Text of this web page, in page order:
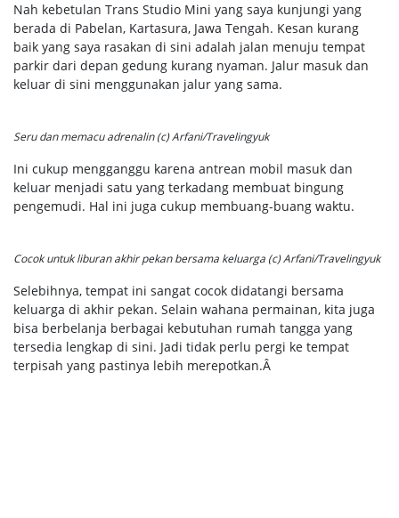
Nah kebetulan Trans Studio Mini yang saya kunjungi yang
berada di Pabelan, Kartasura, Jawa Tengah. Kesan kurang
baik yang saya rasakan di sini adalah jalan menuju tempat
parkir dari depan gedung kurang nyaman. Jalur masuk dan
keluar di sini menggunakan jalur yang sama.
Seru dan memacu adrenalin (c) Arfani/Travelingyuk
Ini cukup mengganggu karena antrean mobil masuk dan
keluar menjadi satu yang terkadang membuat bingung
pengemudi. Hal ini juga cukup membuang-buang waktu.
Cocok untuk liburan akhir pekan bersama keluarga (c) Arfani/Travelingyuk
Selebihnya, tempat ini sangat cocok didatangi bersama
keluarga di akhir pekan. Selain wahana permainan, kita juga
bisa berbelanja berbagai kebutuhan rumah tangga yang
tersedia lengkap di sini. Jadi tidak perlu pergi ke tempat
terpisah yang pastinya lebih merepotkan.Â